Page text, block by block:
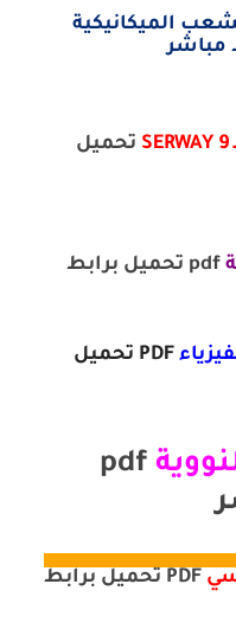
الميكانيكية
تحميل
pdf تحميل برابط
PDF تحميل
pdf
PDF تحميل برابط